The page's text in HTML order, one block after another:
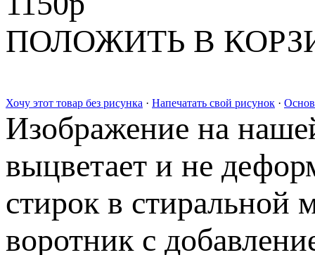
ПОЛОЖИТЬ В
Хочу этот товар без рисунка · Напечатать свой рисунок ·
Изображение на
выцветает и не
стирок в
воротник с